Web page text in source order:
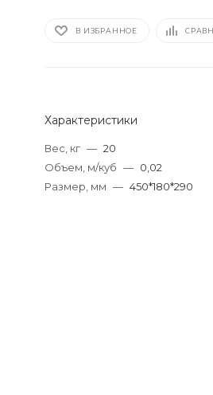
В ИЗБРАННОЕ
Характеристики
Вес, кг — 20
Объем, м/куб — 0,02
Размер, мм — 450*180*290